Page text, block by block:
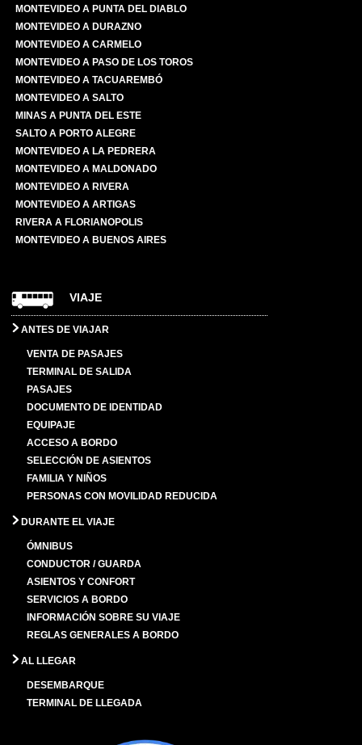
MONTEVIDEO A PUNTA DEL DIABLO
MONTEVIDEO A DURAZNO
MONTEVIDEO A CARMELO
MONTEVIDEO A PASO DE LOS TOROS
MONTEVIDEO A TACUAREMBÓ
MONTEVIDEO A SALTO
MINAS A PUNTA DEL ESTE
SALTO A PORTO ALEGRE
MONTEVIDEO A LA PEDRERA
MONTEVIDEO A MALDONADO
MONTEVIDEO A RIVERA
MONTEVIDEO A ARTIGAS
RIVERA A FLORIANOPOLIS
MONTEVIDEO A BUENOS AIRES
VIAJE
ANTES DE VIAJAR
VENTA DE PASAJES
TERMINAL DE SALIDA
PASAJES
DOCUMENTO DE IDENTIDAD
EQUIPAJE
ACCESO A BORDO
SELECCIÓN DE ASIENTOS
FAMILIA Y NIÑOS
PERSONAS CON MOVILIDAD REDUCIDA
DURANTE EL VIAJE
ÓMNIBUS
CONDUCTOR / GUARDA
ASIENTOS Y CONFORT
SERVICIOS A BORDO
INFORMACIÓN SOBRE SU VIAJE
REGLAS GENERALES A BORDO
AL LLEGAR
DESEMBARQUE
TERMINAL DE LLEGADA